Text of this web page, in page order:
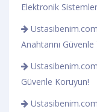
Elektronik
Anahtarını
Güvenle Koruyun!